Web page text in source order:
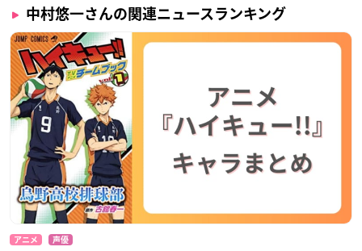
中村悠一さんの関連ニュースランキング
アニメ 声優